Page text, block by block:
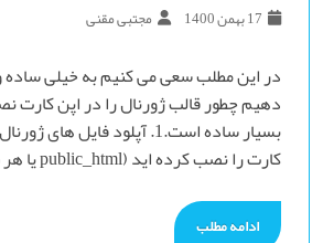
17 بهمن 1400 مجتبی مقنی
در این مطلب سعی می کنیم به خیلی
دهیم چطور قالب ژورنال را در اپن کارت
بسیار ساده است.1. آپلود فایل
کارت را نصب کرده اید (public_html یا هر پ..
ادامه مطلب